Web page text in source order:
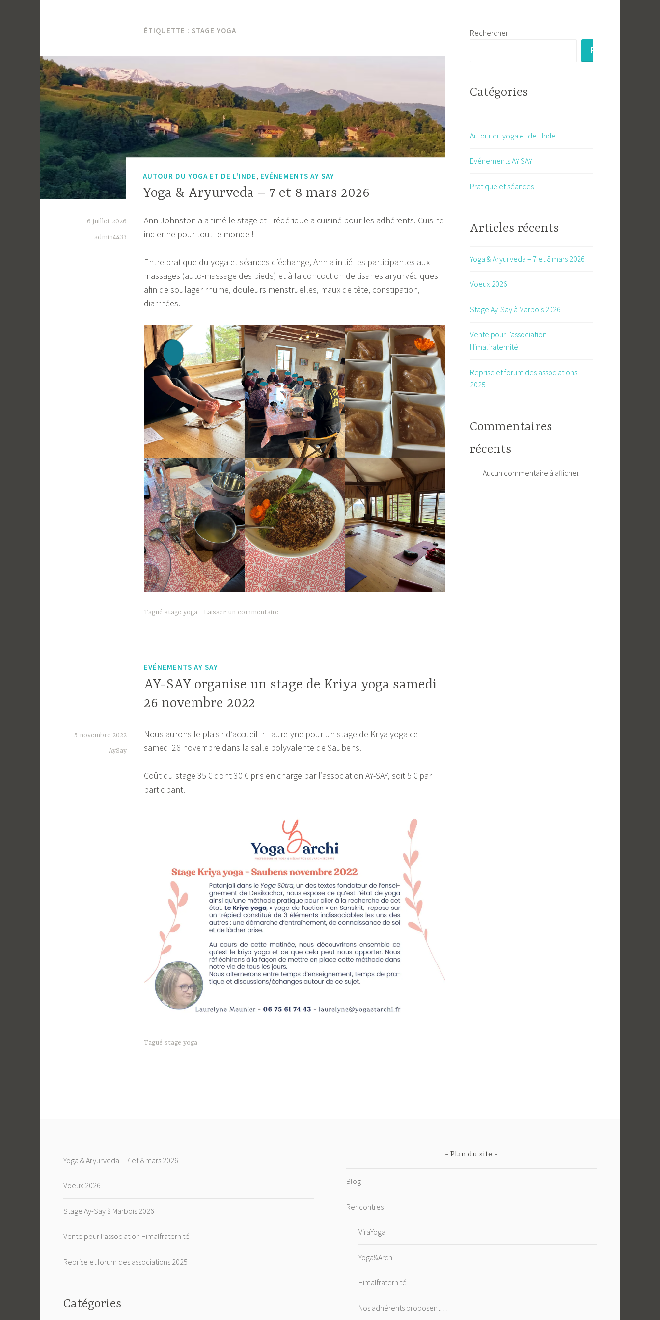
ÉTIQUETTE : STAGE YOGA
AUTOUR DU YOGA ET DE L'INDE, EVÉNEMENTS AY SAY
Yoga & Aryurveda – 7 et 8 mars 2026
6 juillet 2026
admin4433
Ann Johnston a animé le stage et Frédérique a cuisiné pour les adhérents. Cuisine
indienne pour tout le monde !
Entre pratique du yoga et séances d’échange, Ann a initié les participantes aux
massages (auto-massage des pieds) et à la concoction de tisanes aryurvédiques
afin de soulager rhume, douleurs menstruelles, maux de tête, constipation,
diarrhées.
Tagué stage yoga Laisser un commentaire
EVÉNEMENTS AY SAY
AY-SAY organise un stage de Kriya yoga samedi
26 novembre 2022
5 novembre 2022
AySay
Nous aurons le plaisir d’accueillir Laurelyne pour un stage de Kriya yoga ce
samedi 26 novembre dans la salle polyvalente de Saubens.
Coût du stage 35 € dont 30 € pris en charge par l’association AY-SAY, soit 5 € par
participant.
Tagué stage yoga
Rechercher
RECHERCHER
Catégories
Autour du yoga et de l'Inde
Evénements AY SAY
Pratique et séances
Articles récents
Yoga & Aryurveda – 7 et 8 mars 2026
Voeux 2026
Stage Ay-Say à Marbois 2026
Vente pour l’association
Himalfraternité
Reprise et forum des associations
2025
Commentaires
récents
Aucun commentaire à afficher.
Yoga & Aryurveda – 7 et 8 mars 2026
Voeux 2026
Stage Ay-Say à Marbois 2026
Vente pour l’association Himalfraternité
Reprise et forum des associations 2025
Catégories
Plan du site
Blog
Rencontres
ViraYoga
Yoga&Archi
Himalfraternité
Nos adhérents proposent…